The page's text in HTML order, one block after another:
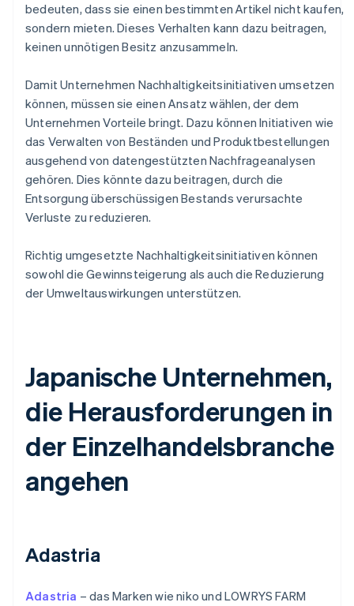
bedeuten, dass sie einen bestimmten Artikel nicht kaufen,
sondern mieten. Dieses Verhalten kann dazu beitragen,
keinen unnötigen Besitz anzusammeln.
Damit Unternehmen Nachhaltigkeitsinitiativen umsetzen
können, müssen sie einen Ansatz wählen, der dem
Unternehmen Vorteile bringt. Dazu können Initiativen wie
das Verwalten von Beständen und Produktbestellungen
ausgehend von datengestützten Nachfrageanalysen
gehören. Dies könnte dazu beitragen, durch die
Entsorgung überschüssigen Bestands verursachte
Verluste zu reduzieren.
Richtig umgesetzte Nachhaltigkeitsinitiativen können
sowohl die Gewinnsteigerung als auch die Reduzierung
der Umweltauswirkungen unterstützen.
Japanische Unternehmen,
die Herausforderungen in
der Einzelhandelsbranche
angehen
Adastria
Adastria – das Marken wie niko und LOWRYS FARM